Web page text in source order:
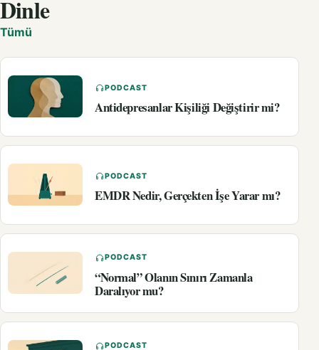
Dinle
Tümü
PODCAST
Antidepresanlar Kişiliği Değiştirir mi?
PODCAST
EMDR Nedir, Gerçekten İşe Yarar mı?
PODCAST
“Normal” Olanın Sınırı Zamanla
Daralıyor mu?
PODCAST